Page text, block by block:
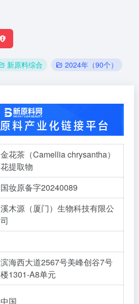
新原料综合 2024年（90个）
金花茶（Camellia chrysantha）
花提取物
国妆原备字20240089
溪木源（厦门）生物科技有限公
司
滨海西大道2567号美峰创谷7号
楼1301-A8单元
中国